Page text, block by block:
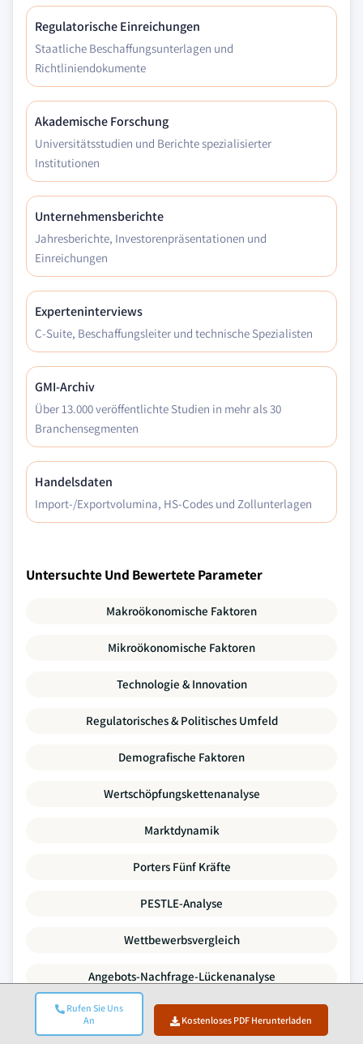
Rufen Sie Uns
An
Kostenloses PDF Herunterladen
Regulatorische Einreichungen
Staatliche Beschaffungsunterlagen und
Richtliniendokumente
Akademische Forschung
Universitätsstudien und Berichte spezialisierter
Institutionen
Unternehmensberichte
Jahresberichte, Investorenpräsentationen und
Einreichungen
Experteninterviews
C-Suite, Beschaffungsleiter und technische Spezialisten
GMI-Archiv
Über 13.000 veröffentlichte Studien in mehr als 30
Branchensegmenten
Handelsdaten
Import-/Exportvolumina, HS-Codes und Zollunterlagen
Untersuchte Und Bewertete Parameter
Makroökonomische Faktoren
Mikroökonomische Faktoren
Technologie & Innovation
Regulatorisches & Politisches Umfeld
Demografische Faktoren
Wertschöpfungskettenanalyse
Marktdynamik
Porters Fünf Kräfte
PESTLE-Analyse
Wettbewerbsvergleich
Angebots-Nachfrage-Lückenanalyse
Preistrends